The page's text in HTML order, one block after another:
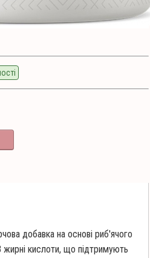
добавка на основі риб'ячого
жирні кислоти, що підтримують